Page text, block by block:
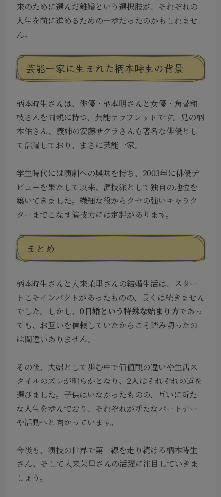
来のために選んだ離婚という選択肢が、それぞれの
人生を前に進めるための一歩だったのかもしれませ
ん。
芸能一家に生まれた柄本時生の背景
柄本時生さんは、俳優・柄本明さんと女優・角替和
枝さんを両親に持つ、芸能サラブレッドです。兄の柄
本佑さん、義姉の安藤サクラさんも著名な俳優とし
て活躍しており、まさに芸能一家。
学生時代には演劇への興味を持ち、2003年に俳優デ
ビューを果たして以来、演技派として独自の地位を
築いてきました。繊細な役からクセの強いキャラク
ターまでこなす演技力には定評があります。
まとめ
柄本時生さんと入来茉里さんの結婚生活は、スター
トこそインパクトがあったものの、長くは続きません
でした。しかし、 0日婚という特殊な始まり方であっ
ても、お互いを信頼していたからこそ踏み切ったの
は間違いありません。
その後、夫婦として歩む中で価値観の違いや生活ス
タイルのズレが明らかとなり、2人はそれぞれの道を
選びました。子供はいなかったものの、互いに新た
な人生を歩んでおり、それぞれが新たなパートナー
や活動へと向かっています。
今後も、演技の世界で第一線を走り続ける柄本時生
さん、そして入来茉里さんの活躍に注目していきま
しょう。